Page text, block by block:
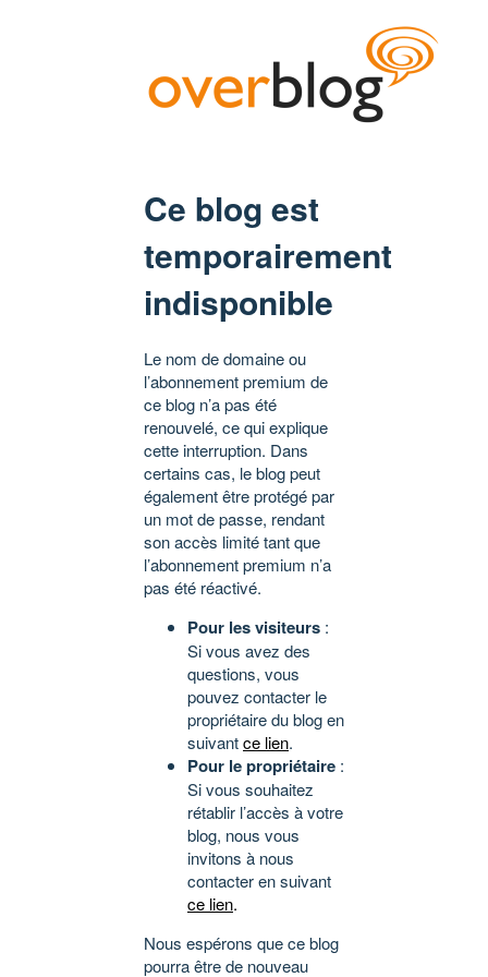
Ce blog est
temporairement
indisponible
Le nom de domaine ou
l’abonnement premium de
ce blog n’a pas été
renouvelé, ce qui explique
cette interruption. Dans
certains cas, le blog peut
également être protégé par
un mot de passe, rendant
son accès limité tant que
l’abonnement premium n’a
pas été réactivé.
Pour les visiteurs :
Si vous avez des
questions, vous
pouvez contacter le
propriétaire du blog en
suivantce lien.
Pour le propriétaire :
Si vous souhaitez
rétablir l’accès à votre
blog, nous vous
invitons à nous
contacter en suivant
ce lien.
Nous espérons que ce blog
pourra être de nouveau